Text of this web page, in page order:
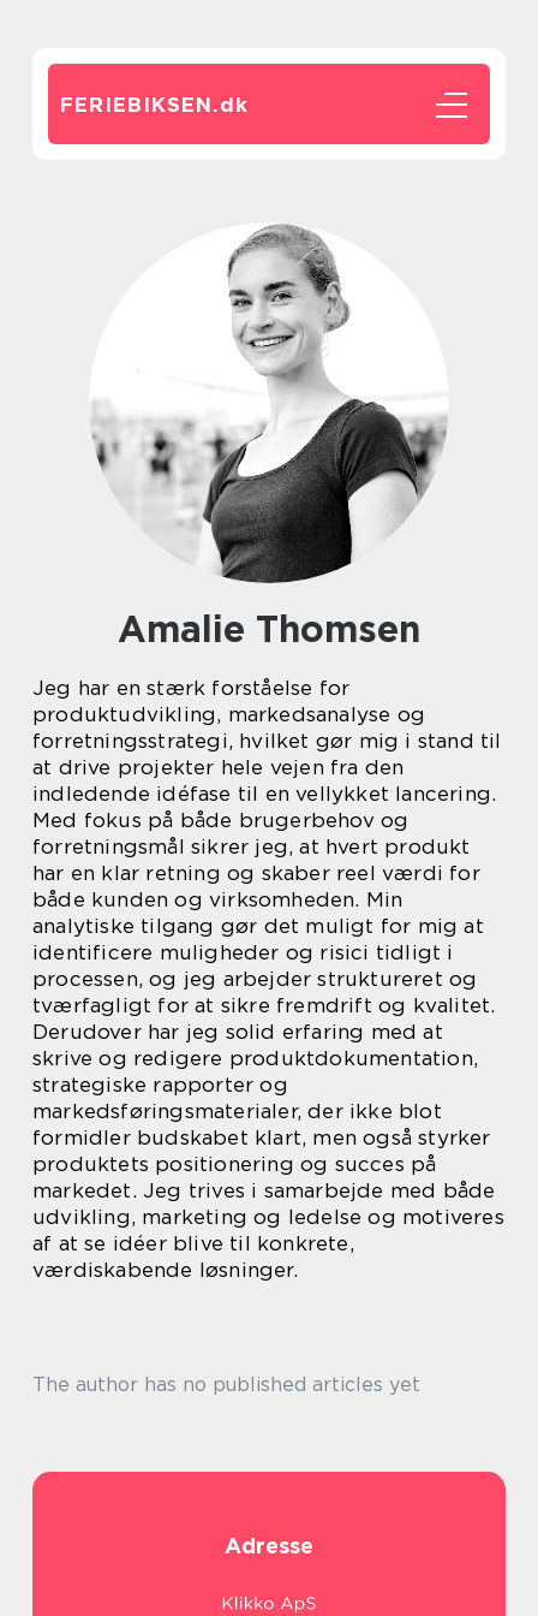
FERIEBIKSEN.dk
Amalie Thomsen
Jeg har en stærk forståelse for
produktudvikling, markedsanalyse og
forretningsstrategi, hvilket gør mig i stand til
at drive projekter hele vejen fra den
indledende idéfase til en vellykket lancering.
Med fokus på både brugerbehov og
forretningsmål sikrer jeg, at hvert produkt
har en klar retning og skaber reel værdi for
både kunden og virksomheden. Min
analytiske tilgang gør det muligt for mig at
identificere muligheder og risici tidligt i
processen, og jeg arbejder struktureret og
tværfagligt for at sikre fremdrift og kvalitet.
Derudover har jeg solid erfaring med at
skrive og redigere produktdokumentation,
strategiske rapporter og
markedsføringsmaterialer, der ikke blot
formidler budskabet klart, men også styrker
produktets positionering og succes på
markedet. Jeg trives i samarbejde med både
udvikling, marketing og ledelse og motiveres
af at se idéer blive til konkrete,
værdiskabende løsninger.
The author has no published articles yet
Adresse